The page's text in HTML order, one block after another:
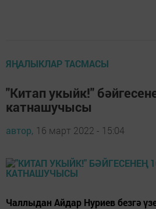
ЯҢАЛЫКЛАР ТАСМАСЫ
"Китап укыйк!"
катнашучысы
автор, 16 март 2022 - 15:04
Чаллыдан Айдар Нуриев безгә